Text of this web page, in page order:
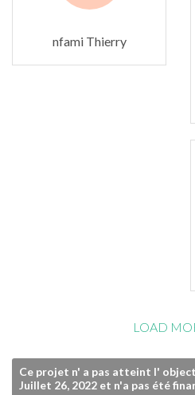
nfami Thierry
LOAD
Ce projet n' a pas atteint l'
Juillet 26, 2022 et n'a pas été